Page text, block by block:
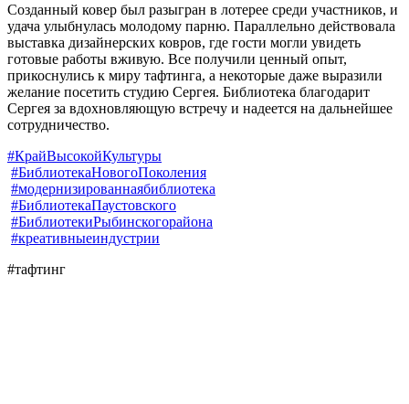
Созданный ковер был разыгран в лотерее среди участников, и
удача улыбнулась молодому парню. Параллельно действовала
выставка дизайнерских ковров, где гости могли увидеть
готовые работы вживую. Все получили ценный опыт,
прикоснулись к миру тафтинга, а некоторые даже выразили
желание посетить студию Сергея. Библиотека благодарит
Сергея за вдохновляющую встречу и надеется на дальнейшее
сотрудничество.
#КрайВысокойКультуры
#БиблиотекаНовогоПоколения
#модернизированнаябиблиотека
#БиблиотекаПаустовского
#БиблиотекиРыбинскогорайона
#креативныеиндустрии
#тафтинг